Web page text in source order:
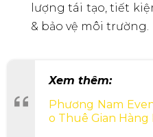
lượng tái tạo, tiết
& bảo vệ môi trường.
Xem thêm:
Phương Nam
o Thuê Gian Hàng